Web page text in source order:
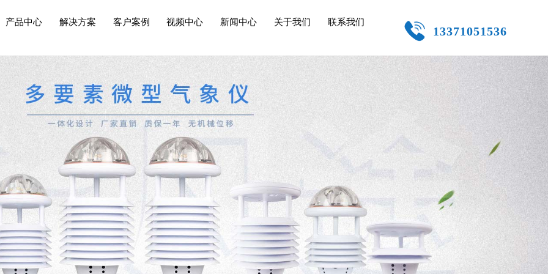
13371051536
产品中心 解决方案 客户案例 视频中心 新闻中心 关于我们 联系我们